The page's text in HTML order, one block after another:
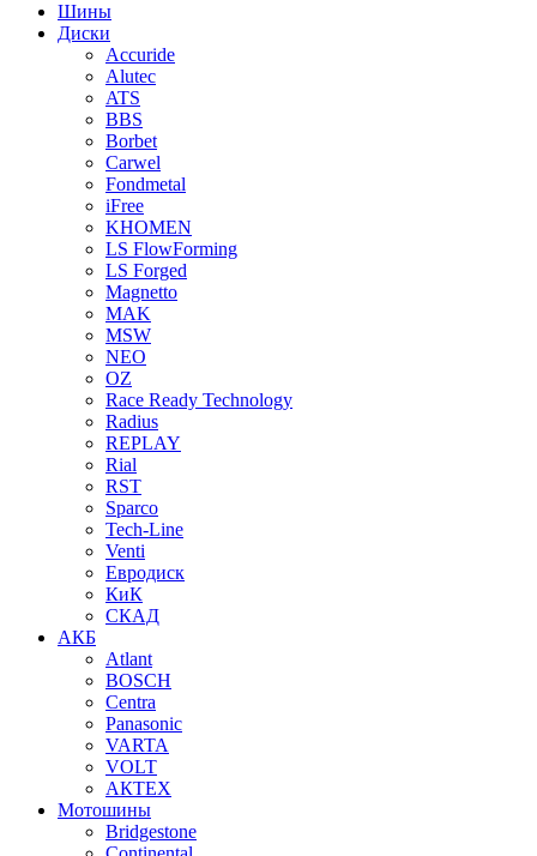
Шины
Диски
Accuride
Alutec
ATS
BBS
Borbet
Carwel
Fondmetal
iFree
KHOMEN
LS FlowForming
LS Forged
Magnetto
MAK
MSW
NEO
OZ
Race Ready Technology
Radius
REPLAY
Rial
RST
Sparco
Tech-Line
Venti
Евродиск
КиК
СКАД
АКБ
Atlant
BOSCH
Centra
Panasonic
VARTA
VOLT
АКТЕХ
Мотошины
Bridgestone